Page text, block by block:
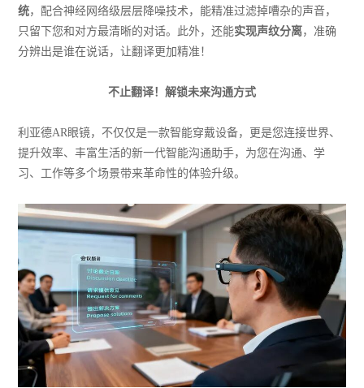
统，配合神经网络级层层降噪技术，能精准过滤掉嘈杂的声音，
只留下您和对方最清晰的对话。此外，还能实现声纹分离，准确
分辨出是谁在说话，让翻译更加精准！
不止翻译！解锁未来沟通方式
利亚德AR眼镜，不仅仅是一款智能穿戴设备，更是您连接世界、
提升效率、丰富生活的新一代智能沟通助手，为您在沟通、学
习、工作等多个场景带来革命性的体验升级。